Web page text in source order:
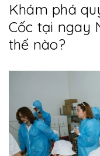
Khám phá
Cốc tại ngay
thế nào?